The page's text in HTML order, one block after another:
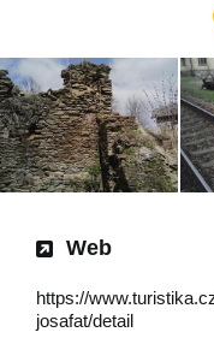
Web
https://
josafat/detail